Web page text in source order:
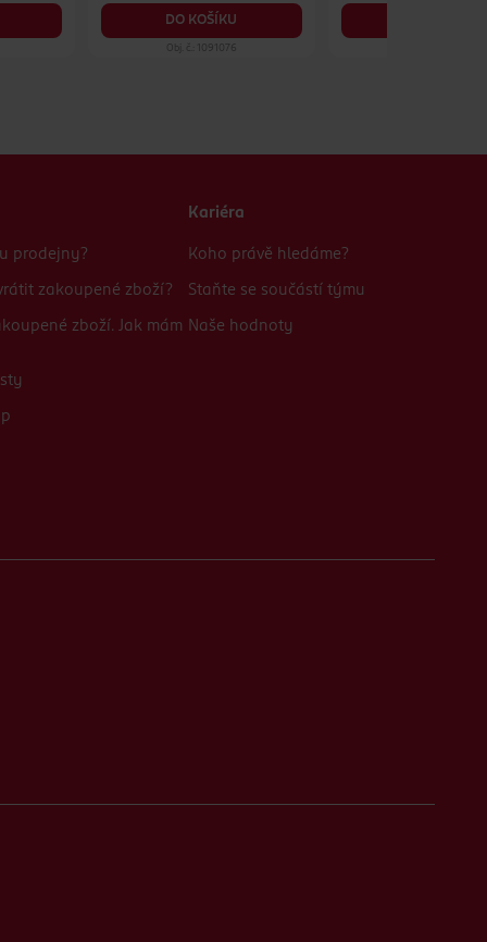
DO KOŠÍKU
Obj. č.: 1091076
prodejny?
zakoupené zboží?
zboží. Jak mám
Kariéra
Koho právě hledáme?
Staňte se součástí týmu
Naše hodnoty